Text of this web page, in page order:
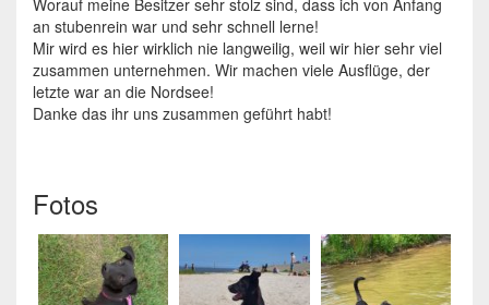
an stubenrein war und sehr schnell lerne!
Mir wird es hier wirklich nie langweilig, weil wir hier sehr viel
zusammen unternehmen. Wir machen viele Ausflüge, der
letzte war an die Nordsee!
Danke das ihr uns zusammen geführt habt!
Fotos